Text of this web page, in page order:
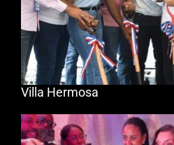
Villa Hermosa